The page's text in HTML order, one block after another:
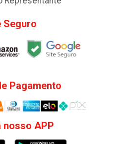
Seguro
Pagamento
nosso APP